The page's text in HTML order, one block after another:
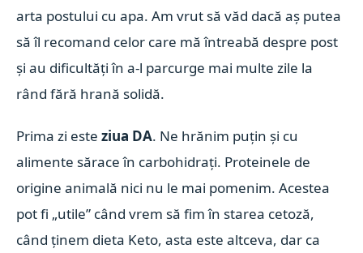
arta postului cu apa. Am vrut să văd dacă aș putea
să îl recomand celor care mă întreabă despre post
și au dificultăți în a-l parcurge mai multe zile la
rând fără hrană solidă.
Prima zi esteziua DA. Ne hrănim puțin și cu
alimente sărace în carbohidrați. Proteinele de
origine animală nici nu le mai pomenim. Acestea
pot fi „utile” când vrem să fim în starea cetoză,
când ținem dieta Keto, asta este altceva, dar ca